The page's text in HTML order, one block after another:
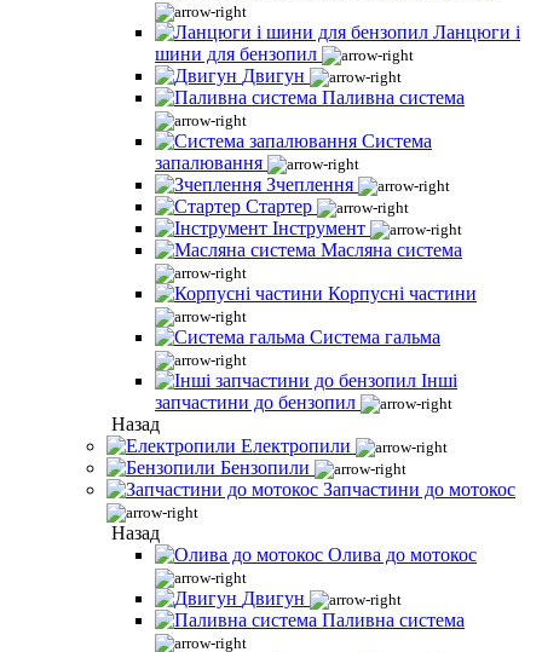
Ланцюги і
шини для бензопил
Двигун
Паливна система
Система
запалювання
Зчеплення
Стартер
Інструмент
Масляна система
Корпусні частини
Система гальма
Інші
запчастини до бензопил
Назад
Електропили
Бензопили
Запчастини до мотокос
Назад
Олива до мотокос
Двигун
Паливна система